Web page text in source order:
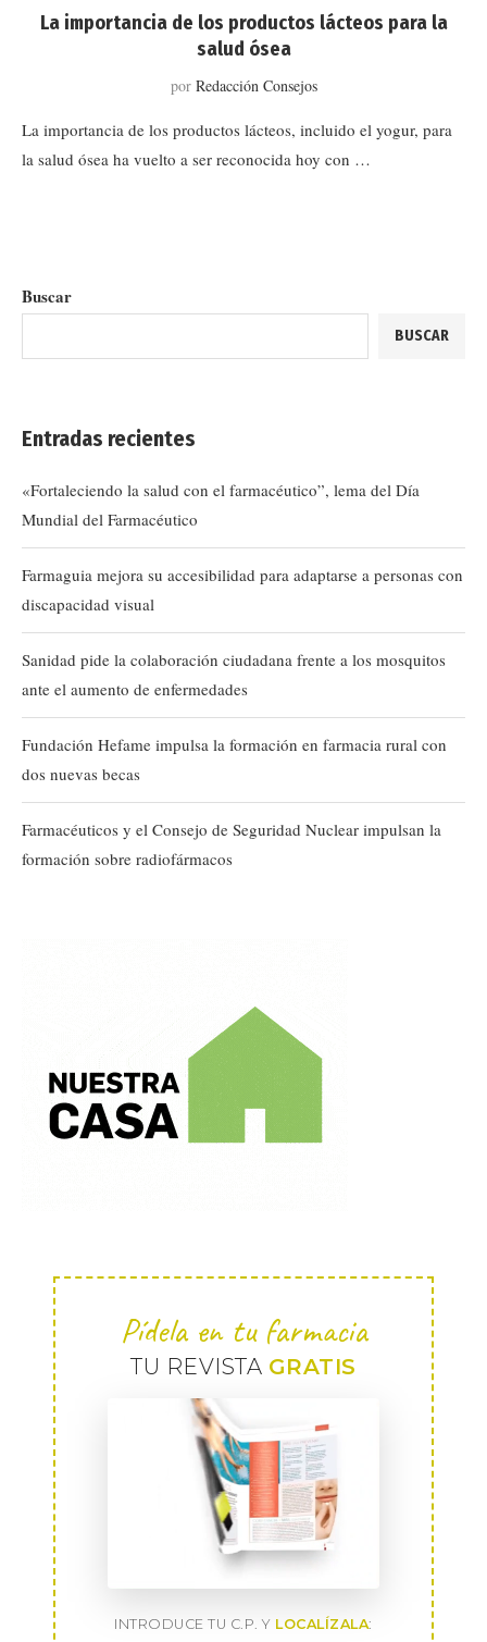
La importancia de los productos lácteos para la
salud ósea
por Redacción Consejos
La importancia de los productos lácteos, incluido el yogur, para
la salud ósea ha vuelto a ser reconocida hoy con …
Buscar
BUSCAR
Entradas recientes
«Fortaleciendo la salud con el farmacéutico”, lema del Día
Mundial del Farmacéutico
Farmaguia mejora su accesibilidad para adaptarse a personas con
discapacidad visual
Sanidad pide la colaboración ciudadana frente a los mosquitos
ante el aumento de enfermedades
Fundación Hefame impulsa la formación en farmacia rural con
dos nuevas becas
Farmacéuticos y el Consejo de Seguridad Nuclear impulsan la
formación sobre radiofármacos
Pídela en tu farmacia
TU REVISTA GRATIS
INTRODUCE TU C.P. Y LOCALÍZALA: